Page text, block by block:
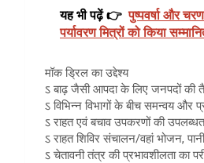
यह भी पढ़ें 👉 पुष्पवर्षा और
पर्यावरण मित्रों को किया
मॉक ड्रिल का उद्देश्य
ऽ बाढ़ जैसी आपदा के लिए जनपदों की
ऽ विभिन्न विभागों के बीच समन्वय और
ऽ राहत एवं बचाव उपकरणों की
ऽ राहत शिविर संचालन/वहां भोजन,
ऽ चेतावनी तंत्र की प्रभावशीलता का